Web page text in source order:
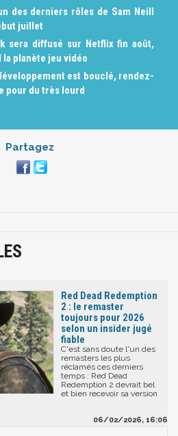
des derniers rôles de Sam Neill
juillet
sera diffusé sur Netflix fin août,
la planète jeu vidéo
est bouclé, rendez-
pour du très lourd
Partagez
Red Dead Redemption
2 : le remaster
toujours pour 2026
selon un insider jugé
fiable
C'est sans doute l'un des
remasters les plus
réclamés ces derniers
temps : Red Dead
Redemption 2 devrait bel
et bien recevoir sa version
06/02/2026, 16:06